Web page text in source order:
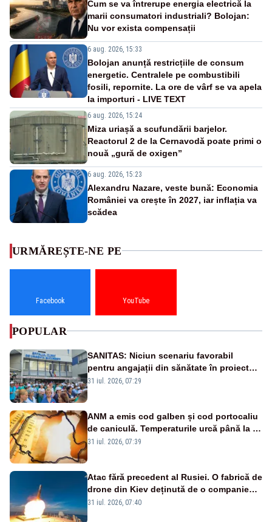
Cum se va întrerupe energia electrică la
marii consumatori industriali? Bolojan:
Nu vor exista compensații
6 aug. 2026, 15:33
Bolojan anunță restricțiile de consum
energetic. Centralele pe combustibili
fosili, repornite. La ore de vârf se va apela
la importuri - LIVE TEXT
6 aug. 2026, 15:24
Miza uriașă a scufundării barjelor.
Reactorul 2 de la Cernavodă poate primi o
nouă „gură de oxigen”
6 aug. 2026, 15:23
Alexandru Nazare, veste bună: Economia
României va crește în 2027, iar inflația va
scădea
URMĂREȘTE-NE PE
Facebook YouTube
POPULAR
SANITAS: Niciun scenariu favorabil
pentru angajații din sănătate în proiectul
Legii salarizării
31 iul. 2026, 07:29
ANM a emis cod galben și cod portocaliu
de caniculă. Temperaturile urcă până la 38
de grade, iar nopțile devin tropicale
31 iul. 2026, 07:39
Atac fără precedent al Rusiei. O fabrică de
drone din Kiev deținută de o companie
americană, distrusă de o rachetă
31 iul. 2026, 07:40